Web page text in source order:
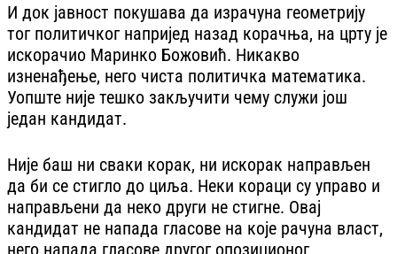
И док јавност покушава да израчуна геометрију
тог политичког напријед назад корачња, на црту је
искорачио Маринко Божовић. Никакво
изненађење, него чиста политичка математика.
Уопште није тешко закључити чему служи још
један кандидат.
Није баш ни сваки корак, ни искорак направљен
да би се стигло до циља. Неки кораци су управо и
направљени да неко други не стигне. Овај
кандидат не напада гласове на које рачуна власт,
него напада гласове другог опозиционог